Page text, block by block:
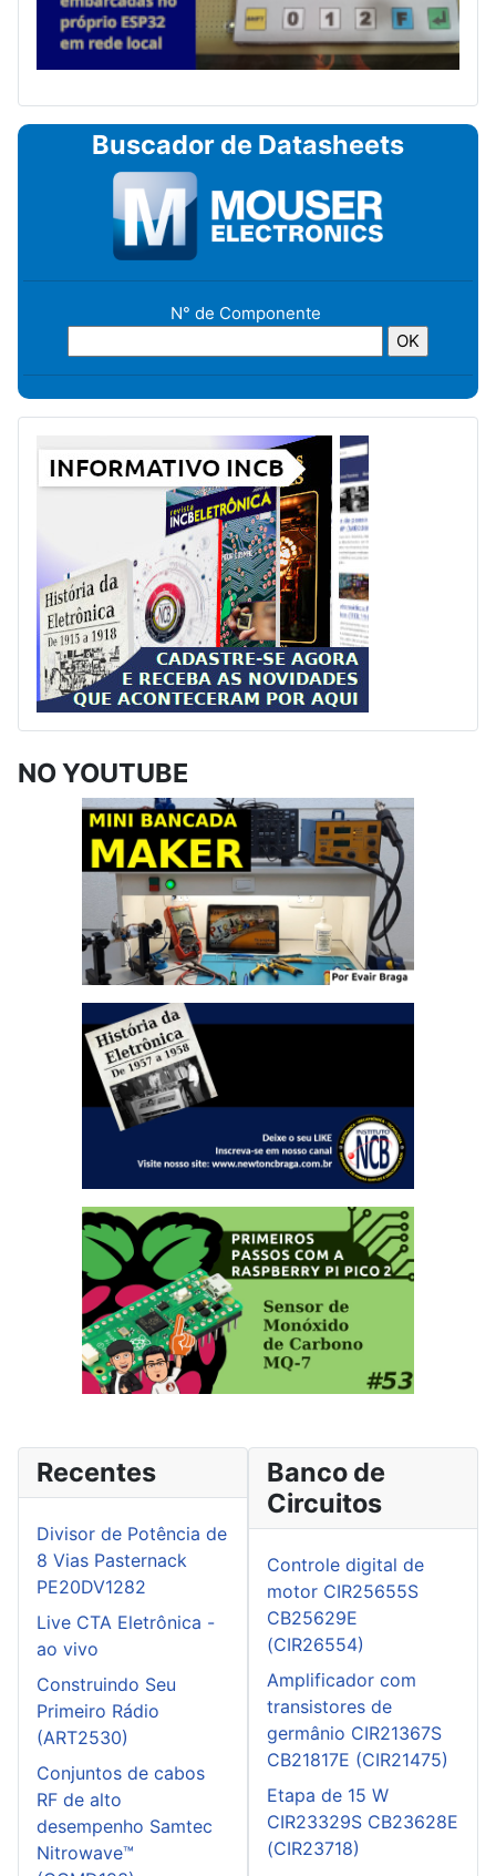
Buscador de Datasheets
N° de Componente
NO YOUTUBE
Recentes
Divisor de Potência de
8 Vias Pasternack
PE20DV1282
Live CTA Eletrônica -
ao vivo
Construindo Seu
Primeiro Rádio
(ART2530)
Conjuntos de cabos
RF de alto
desempenho Samtec
Nitrowave™
Banco de
Circuitos
Controle digital de
motor CIR25655S
CB25629E
(CIR26554)
Amplificador com
transistores de
germânio CIR21367S
CB21817E (CIR21475)
Etapa de 15 W
CIR23329S CB23628E
(CIR23718)